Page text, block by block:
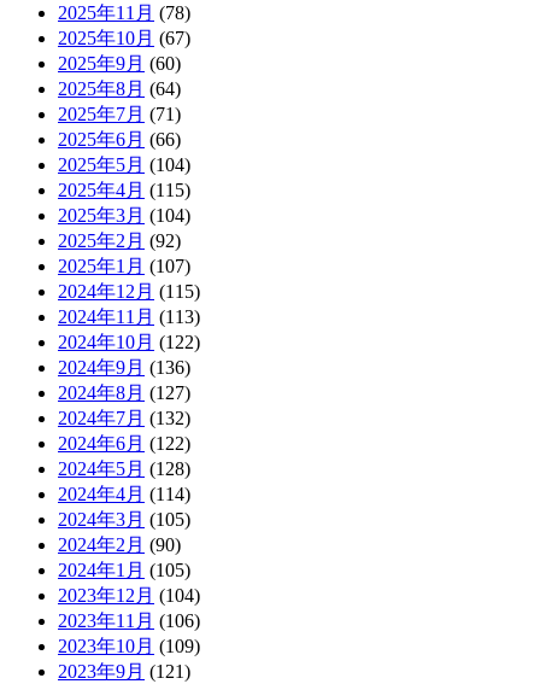
2025年11月 (78)
2025年10月 (67)
2025年9月 (60)
2025年8月 (64)
2025年7月 (71)
2025年6月 (66)
2025年5月 (104)
2025年4月 (115)
2025年3月 (104)
2025年2月 (92)
2025年1月 (107)
2024年12月 (115)
2024年11月 (113)
2024年10月 (122)
2024年9月 (136)
2024年8月 (127)
2024年7月 (132)
2024年6月 (122)
2024年5月 (128)
2024年4月 (114)
2024年3月 (105)
2024年2月 (90)
2024年1月 (105)
2023年12月 (104)
2023年11月 (106)
2023年10月 (109)
2023年9月 (121)